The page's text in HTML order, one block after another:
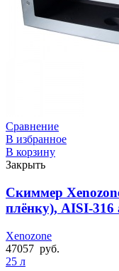
Сравнение
В избранное
В корзину
Закрыть
Скиммер
плёнку), AISI-316
Xenozone
47057 руб.
25 л